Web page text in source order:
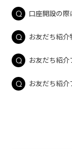
口座開設の際
お友だち紹
お友だち紹
お友だち紹